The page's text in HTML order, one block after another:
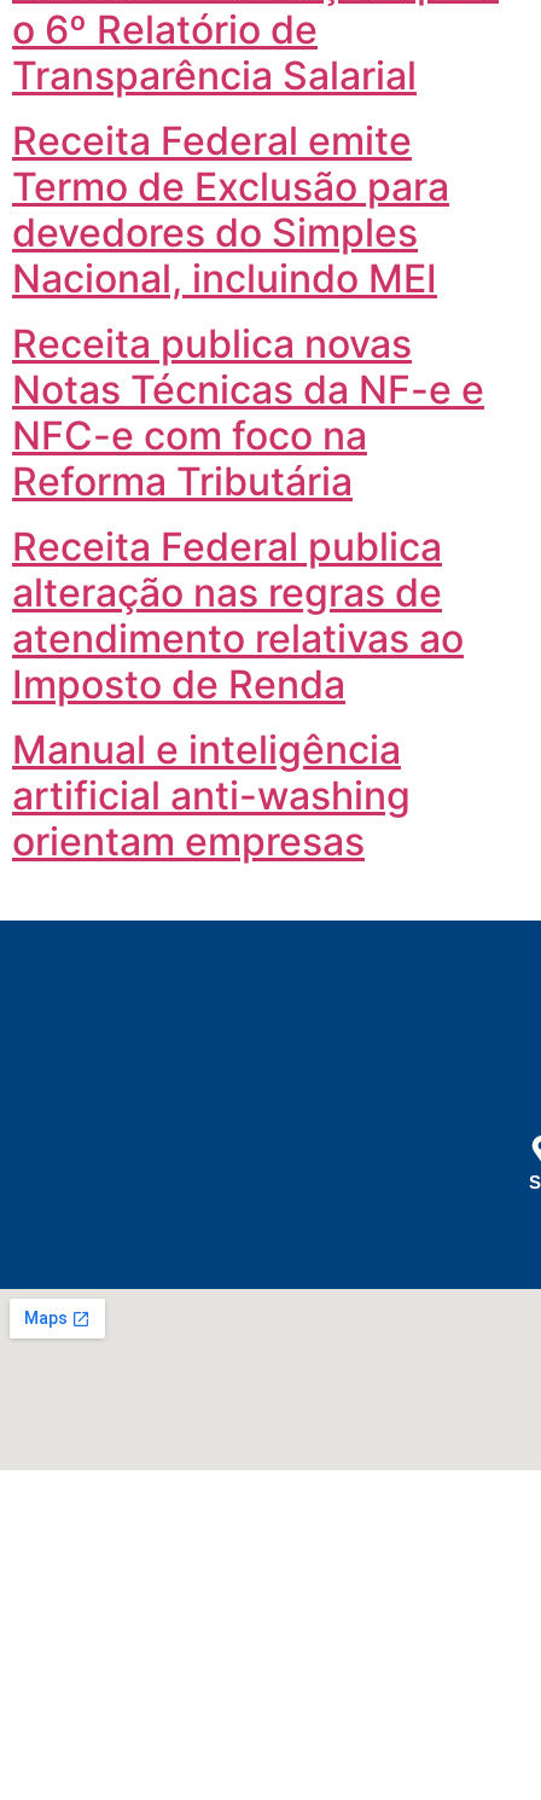
o 6º Relatório de
Transparência Salarial
Receita Federal emite
Termo de Exclusão para
devedores do Simples
Nacional, incluindo MEI
Receita publica novas
Notas Técnicas da NF-e e
NFC-e com foco na
Reforma Tributária
Receita Federal publica
alteração nas regras de
atendimento relativas ao
Imposto de Renda
Manual e inteligência
artificial anti-washing
orientam empresas